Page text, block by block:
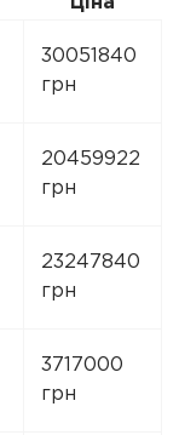
30051840
грн
20459922
грн
23247840
грн
3717000
грн